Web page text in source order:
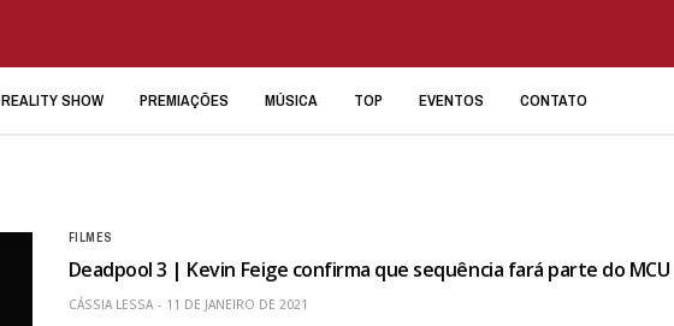
REALITY SHOW PREMIAÇÕES MÚSICA TOP EVENTOS CONTATO
FILMES
Deadpool 3 | Kevin Feige confirma que sequência fará parte do MCU
CÁSSIA LESSA 11 DE JANEIRO DE 2021